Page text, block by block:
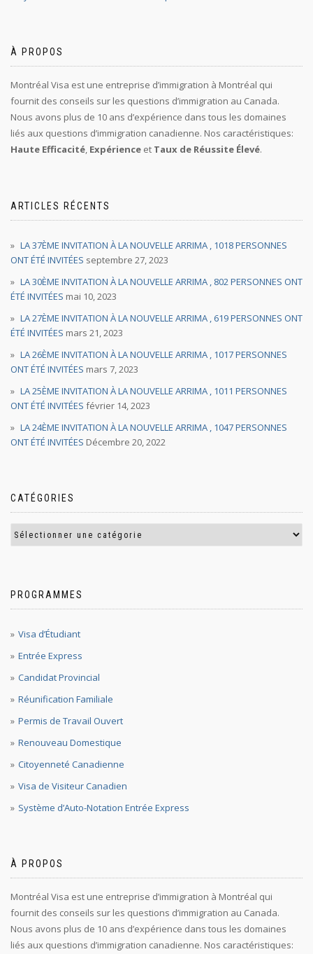
À PROPOS
Montréal Visa est une entreprise d’immigration à Montréal qui
fournit des conseils sur les questions d’immigration au Canada.
Nous avons plus de 10 ans d’expérience dans tous les domaines
liés aux questions d’immigration canadienne. Nos caractéristiques:
Haute Efficacité, Expérience et Taux de Réussite Élevé.
ARTICLES RÉCENTS
LA 37ÈME INVITATION À LA NOUVELLE ARRIMA , 1018 PERSONNES
ONT ÉTÉ INVITÉES septembre 27, 2023
LA 30ÈME INVITATION À LA NOUVELLE ARRIMA , 802 PERSONNES ONT
ÉTÉ INVITÉES mai 10, 2023
LA 27ÈME INVITATION À LA NOUVELLE ARRIMA , 619 PERSONNES ONT
ÉTÉ INVITÉES mars 21, 2023
LA 26ÈME INVITATION À LA NOUVELLE ARRIMA , 1017 PERSONNES
ONT ÉTÉ INVITÉES mars 7, 2023
LA 25ÈME INVITATION À LA NOUVELLE ARRIMA , 1011 PERSONNES
ONT ÉTÉ INVITÉES février 14, 2023
LA 24ÈME INVITATION À LA NOUVELLE ARRIMA , 1047 PERSONNES
ONT ÉTÉ INVITÉES Décembre 20, 2022
CATÉGORIES
PROGRAMMES
Visa d’Étudiant
Entrée Express
Candidat Provincial
Réunification Familiale
Permis de Travail Ouvert
Renouveau Domestique
Citoyenneté Canadienne
Visa de Visiteur Canadien
Système d’Auto-Notation Entrée Express
À PROPOS
Montréal Visa est une entreprise d’immigration à Montréal qui
fournit des conseils sur les questions d’immigration au Canada.
Nous avons plus de 10 ans d’expérience dans tous les domaines
liés aux questions d’immigration canadienne. Nos caractéristiques: